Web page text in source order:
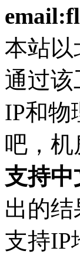
本站以
通过
IP和物
吧，机
支持
出的结
支持IP